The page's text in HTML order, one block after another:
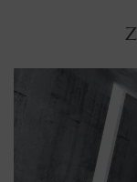
podać dokładne
wygodne pasy,
wcześniejszego
Montaż
tapet i staranne